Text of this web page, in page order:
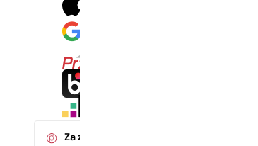
Za zakup tego produktu